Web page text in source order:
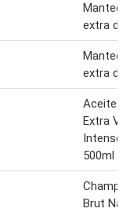
extra dia
extra dia
Aceite
Extra
Intenso
500ml
Brut